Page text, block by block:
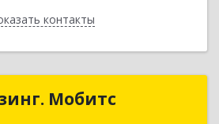
контакты
Назад
МобитсМобитс